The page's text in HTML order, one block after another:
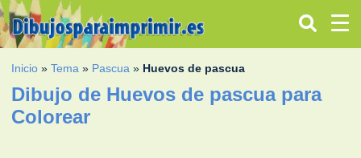
Inicio »Tema » Pascua » Huevos de pascua
Dibujo de Huevos de pascua para
Colorear